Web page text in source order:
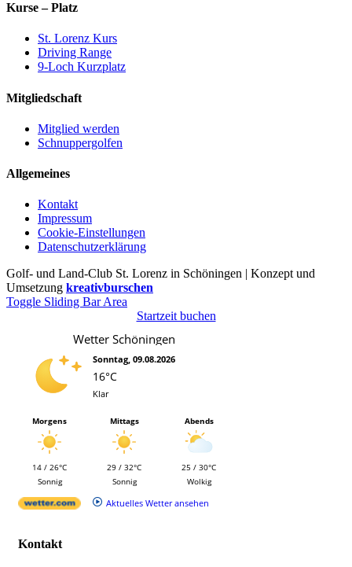
Kurse – Platz
St. Lorenz Kurs
Driving Range
9-Loch Kurzplatz
Mitgliedschaft
Mitglied werden
Schnuppergolfen
Allgemeines
Kontakt
Impressum
Cookie-Einstellungen
Datenschutzerklärung
Golf- und Land-Club St. Lorenz in Schöningen | Konzept und
Umsetzung kreativburschen
Toggle Sliding Bar Area
Startzeit buchen
Wetter Schöningen
Sonntag, 09.08.2026
16°C
Klar
Morgens
14 / 26°C
Sonnig
Mittags
29 / 32°C
Sonnig
Abends
25 / 30°C
Wolkig
Aktuelles Wetter ansehen
Kontakt